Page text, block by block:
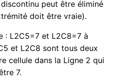
peut être éliminé
doit être vraie).
: L2C5=7 et L2C8=7 à
et L2C8 sont tous deux
cellule dans la Ligne 2 qui
7.